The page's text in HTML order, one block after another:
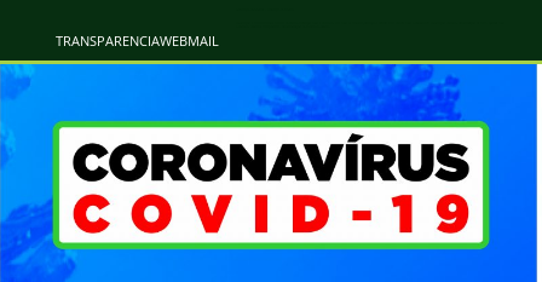
TRANSPARENCIAWEBMAIL